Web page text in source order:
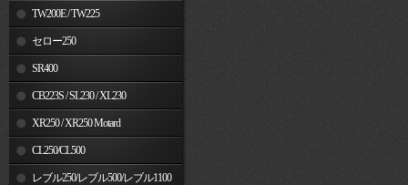
TW200E / TW225
セロー250
SR400
CB223S / SL230 / XL230
XR250 / XR250 Motard
CL250/CL500
レブル250/レブル500/レブル1100